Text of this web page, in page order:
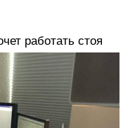
работать стоя